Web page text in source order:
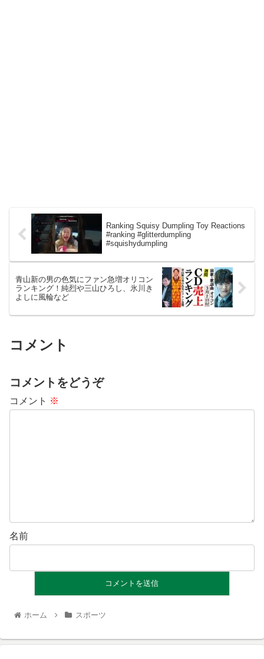
Ranking Squisy Dumpling Toy Reactions
#ranking #glitterdumpling
#squishydumpling
青山新の男の色気にファン急増オリコン
ランキング！純烈や三山ひろし、氷川き
よしに風輪など
コメント
コメントをどうぞ
コメント ※
名前
ホーム スポーツ